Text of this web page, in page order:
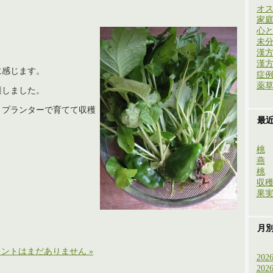
じます。
ました。
ランターで育てて収穫
ントはまだありません »
オ
家
心
未
漢
漢
症
薬
最
桃
燕
桃
収穫
果実
月